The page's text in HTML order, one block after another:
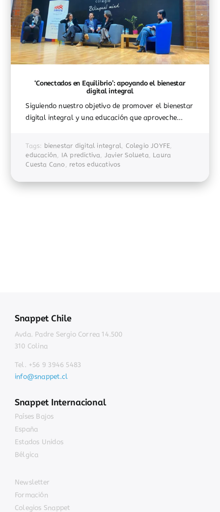
‘Conectados en Equilibrio’: apoyando el bienestar
digital integral
Siguiendo nuestro objetivo de promover el bienestar
digital integral y una educación que aproveche...
Tags: bienestar digital integral, Colegio JOYFE,
educación, IA predictiva, Javier Solueta, Laura
Cuesta Cano, retos educativos
Snappet Chile
Avda. Padre Sergio Correa 14.500
310 Colina
Tel. +56 9 3946 5483
info@snappet.cl
Snappet Internacional
Países Bajos
España
Estados Unidos
Bélgica
Newsletter
Formación
Colegios Snappet